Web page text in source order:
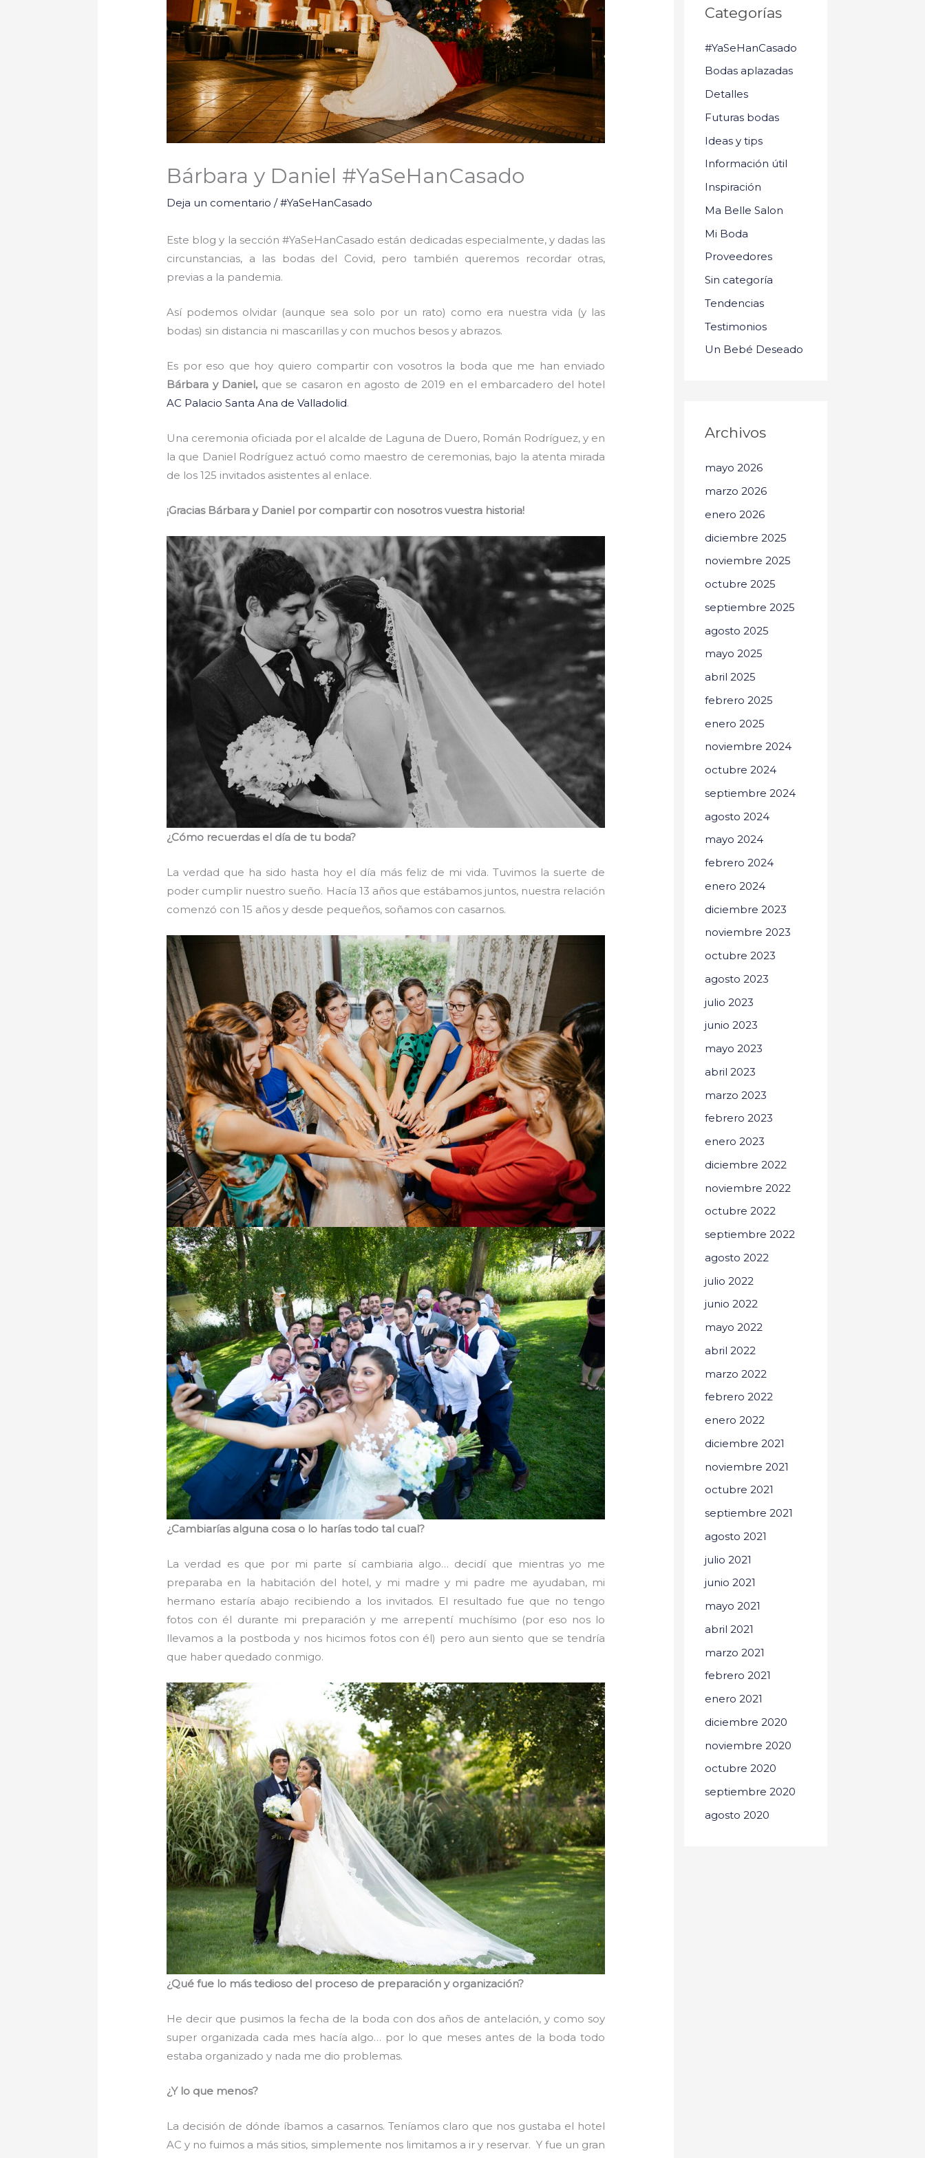
Bárbara y Daniel #YaSeHanCasado
Deja un comentario /#YaSeHanCasado
Este blog y la sección #YaSeHanCasado están dedicadas especialmente, y dadas las
circunstancias, a las bodas del Covid, pero también queremos recordar otras,
previas a la pandemia.
Así podemos olvidar (aunque sea solo por un rato) como era nuestra vida (y las
bodas) sin distancia ni mascarillas y con muchos besos y abrazos.
Es por eso que hoy quiero compartir con vosotros la boda que me han enviado
Bárbara y Daniel, que se casaron en agosto de 2019 en el embarcadero del hotel
AC Palacio Santa Ana de Valladolid.
Una ceremonia oficiada por el alcalde de Laguna de Duero, Román Rodríguez, y en
la que Daniel Rodríguez actuó como maestro de ceremonias, bajo la atenta mirada
de los 125 invitados asistentes al enlace.
¡Gracias Bárbara y Daniel por compartir con nosotros vuestra historia!
¿Cómo recuerdas el día de tu boda?
La verdad que ha sido hasta hoy el día más feliz de mi vida. Tuvimos la suerte de
poder cumplir nuestro sueño. Hacía 13 años que estábamos juntos, nuestra relación
comenzó con 15 años y desde pequeños, soñamos con casarnos.
¿Cambiarías alguna cosa o lo harías todo tal cual?
La verdad es que por mi parte sí cambiaria algo… decidí que mientras yo me
preparaba en la habitación del hotel, y mi madre y mi padre me ayudaban, mi
hermano estaría abajo recibiendo a los invitados. El resultado fue que no tengo
fotos con él durante mi preparación y me arrepentí muchísimo (por eso nos lo
llevamos a la postboda y nos hicimos fotos con él) pero aun siento que se tendría
que haber quedado conmigo.
¿Qué fue lo más tedioso del proceso de preparación y organización?
He decir que pusimos la fecha de la boda con dos años de antelación, y como soy
super organizada cada mes hacía algo… por lo que meses antes de la boda todo
estaba organizado y nada me dio problemas.
¿Y lo que menos?
La decisión de dónde íbamos a casarnos. Teníamos claro que nos gustaba el hotel
AC y no fuimos a más sitios, simplemente nos limitamos a ir y reservar. Y fue un gran
Categorías
#YaSeHanCasado
Bodas aplazadas
Detalles
Futuras bodas
Ideas y tips
Información útil
Inspiración
Ma Belle Salon
Mi Boda
Proveedores
Sin categoría
Tendencias
Testimonios
Un Bebé Deseado
Archivos
mayo 2026
marzo 2026
enero 2026
diciembre 2025
noviembre 2025
octubre 2025
septiembre 2025
agosto 2025
mayo 2025
abril 2025
febrero 2025
enero 2025
noviembre 2024
octubre 2024
septiembre 2024
agosto 2024
mayo 2024
febrero 2024
enero 2024
diciembre 2023
noviembre 2023
octubre 2023
agosto 2023
julio 2023
junio 2023
mayo 2023
abril 2023
marzo 2023
febrero 2023
enero 2023
diciembre 2022
noviembre 2022
octubre 2022
septiembre 2022
agosto 2022
julio 2022
junio 2022
mayo 2022
abril 2022
marzo 2022
febrero 2022
enero 2022
diciembre 2021
noviembre 2021
octubre 2021
septiembre 2021
agosto 2021
julio 2021
junio 2021
mayo 2021
abril 2021
marzo 2021
febrero 2021
enero 2021
diciembre 2020
noviembre 2020
octubre 2020
septiembre 2020
agosto 2020